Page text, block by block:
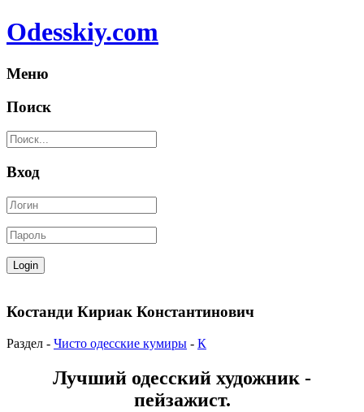
Odesskiy.com
Меню
Поиск
Вход
Костанди Кириак Константинович
Раздел - Чисто одесские кумиры - К
Лучший одесский художник -
пейзажист.